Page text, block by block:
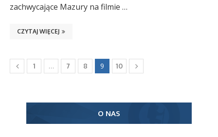
zachwycające Mazury na filmie …
CZYTAJ WIĘCEJ
1 … 7 8 9 10
O NAS